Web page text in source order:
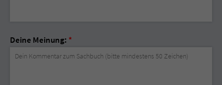
Deine Meinung: *